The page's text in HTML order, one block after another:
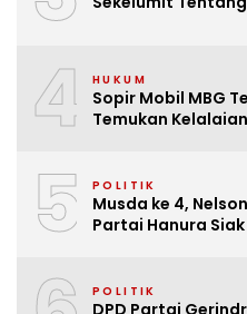
4 HUKUM
Sopir Mobil MBG
Temukan Kelalaian
5 POLITIK
Musda ke 4,
Partai Hanura
POLITIK
DPD Partai